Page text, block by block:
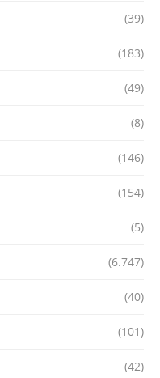
(39)
(183)
(49)
(8)
(146)
(154)
(5)
(6.747)
(40)
(101)
(42)